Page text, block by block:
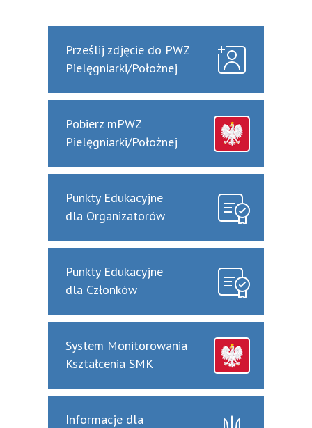
Prześlij zdjęcie do PWZ
Pielęgniarki/Położnej
Pobierz mPWZ
Pielęgniarki/Położnej
Punkty Edukacyjne
dla Organizatorów
Punkty Edukacyjne
dla Członków
System Monitorowania
Kształcenia SMK
Informacje dla